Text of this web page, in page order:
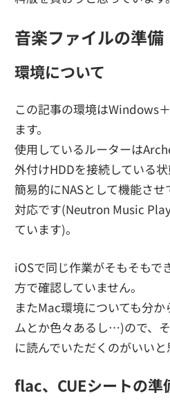
音楽ファイルの準備
環境について
この記事の環境はWindows
ます。
使用しているルーターは
外付けHDDを接続している状
簡易的にNASとして機能さ
対応です(Neutron Music
ています)。
iOSで同じ作業がそもそもで
方で確認していません。
またMac環境についても分
ムとか色々あるし…)ので、
に読んでいただくのがいいと
flac、CUEシートの準